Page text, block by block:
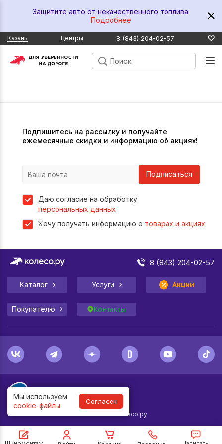
Мы используем
cookie-файлы
Согласен
Защитите авто от некачественного топлива.
Подробнее
Казань Центры 8 (843) 204-02-57
Подпишитесь на рассылку и получайте
ежемесячные скидки и информацию об акциях!
Подписаться
Даю согласие на обработку
персональных данных
Хочу получать информацию о товарах и акциях
8 (843) 204-02-57
Каталог Услуги Акции
Покупателю Контакты
© Колесо.ру